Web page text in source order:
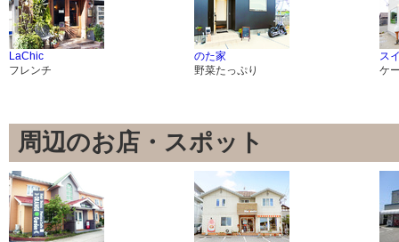
LaChic
フレンチ
のた家
野菜たっぷり
ス
ケ
周辺のお店・スポット